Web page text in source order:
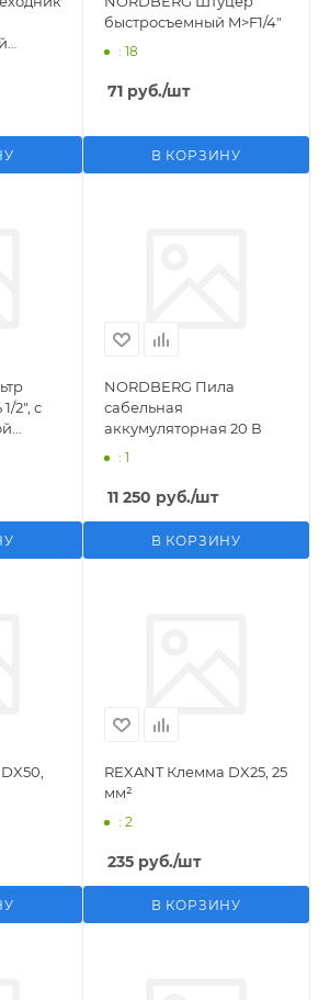
быстросъемный M>F1/4"
: 18
71 руб./шт
В КОРЗИНУ
2", с
NORDBERG Пила
сабельная
аккумуляторная 20 В
: 1
11 250 руб./шт
В КОРЗИНУ
REXANT Клемма DX25, 25
мм²
: 2
235 руб./шт
В КОРЗИНУ